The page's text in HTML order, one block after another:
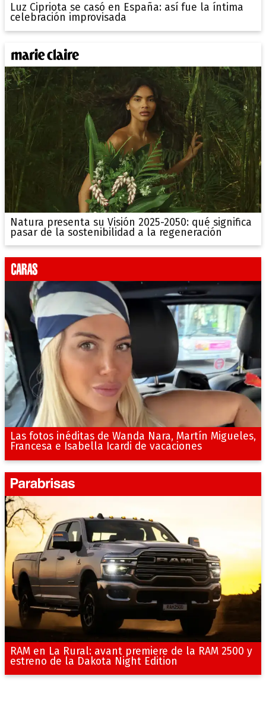
Luz Cipriota se casó en España: así fue la íntima
celebración improvisada
Natura presenta su Visión 2025-2050: qué significa
pasar de la sostenibilidad a la regeneración
Las fotos inéditas de Wanda Nara, Martín Migueles,
Francesa e Isabella Icardi de vacaciones
RAM en La Rural: avant premiere de la RAM 2500 y
estreno de la Dakota Night Edition